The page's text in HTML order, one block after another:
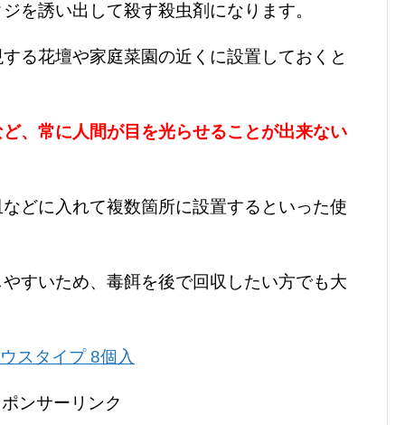
を誘い出して殺す殺虫剤になります。
る花壇や家庭菜園の近くに設置しておくと
、常に人間が目を光らせることが出来ない
どに入れて複数箇所に設置するといった使
すいため、毒餌を後で回収したい方でも大
スタイプ 8個入
ンサーリンク